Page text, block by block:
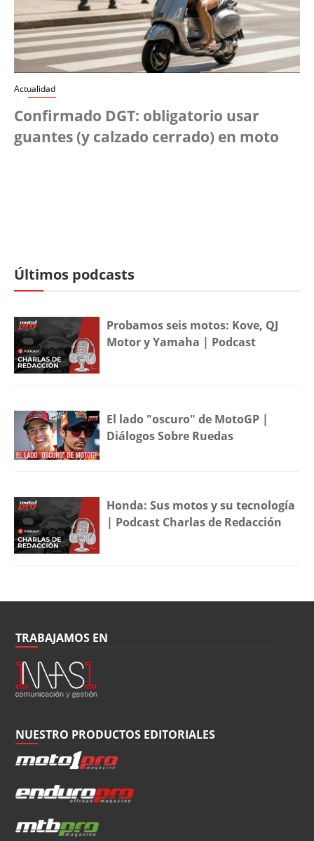
Actualidad
Confirmado DGT: obligatorio usar
guantes (y calzado cerrado) en moto
Últimos podcasts
Probamos seis motos: Kove, QJ
Motor y Yamaha | Podcast
El lado "oscuro" de MotoGP |
Diálogos Sobre Ruedas
Honda: Sus motos y su tecnología
| Podcast Charlas de Redacción
TRABAJAMOS EN
NUESTRO PRODUCTOS EDITORIALES